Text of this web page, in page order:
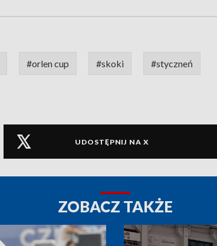
#orlen cup #skoki #styczneń
UDOSTĘPNIJ NA X
ZOBACZ TAKŻE